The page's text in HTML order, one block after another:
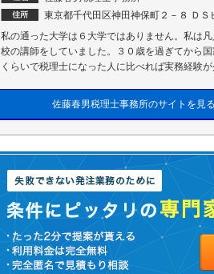
東京都千代田区神田神保町２－８ ＤＳ
私の通った大学は６大学ではありません。私は
校の講師をしていました。３０歳を過ぎてから
くらいで税理士になった人に比べれば実務経験
佐藤春男税理士事務所のサイトを見